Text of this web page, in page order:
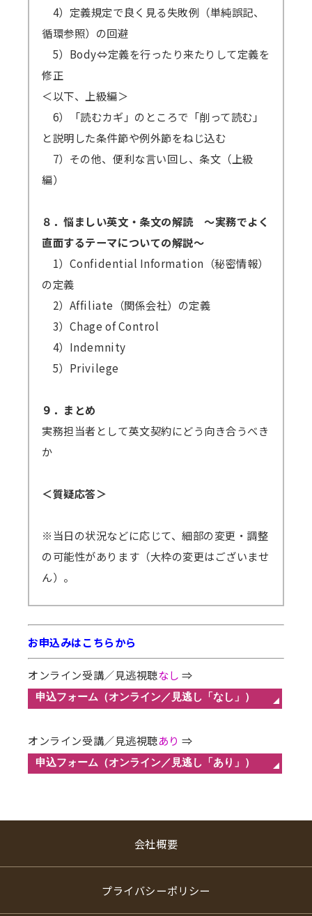
4）定義規定で良く見る失敗例（単純誤記、
循環参照）の回避
5）Body⇔定義を行ったり来たりして定義を
修正
＜以下、上級編＞
6）「読むカギ」のところで「削って読む」
と説明した条件節や例外節をねじ込む
7）その他、便利な言い回し、条文（上級
編）
８．悩ましい英文・条文の解読 ～実務でよく
直面するテーマについての解説～
1）Confidential Information（秘密情報）
の定義
2）Affiliate（関係会社）の定義
3）Chage of Control
4）Indemnity
5）Privilege
９．まとめ
実務担当者として英文契約にどう向き合うべき
か
＜質疑応答＞
※当日の状況などに応じて、細部の変更・調整
の可能性があります（大枠の変更はございませ
ん）。
お申込みはこちらから
オンライン受講／見逃視聴なし ⇒
オンライン受講／見逃視聴あり ⇒
会社概要
プライバシーポリシー